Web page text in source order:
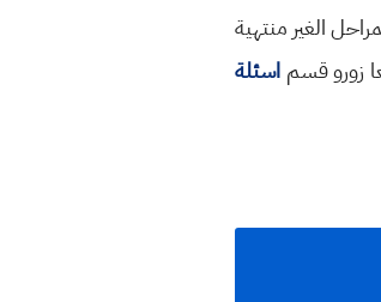
الغير منتهية
زورو قسم اسئلة